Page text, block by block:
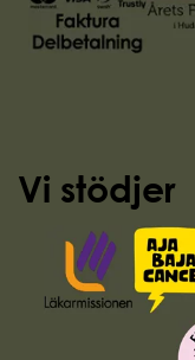
Vi stödjer